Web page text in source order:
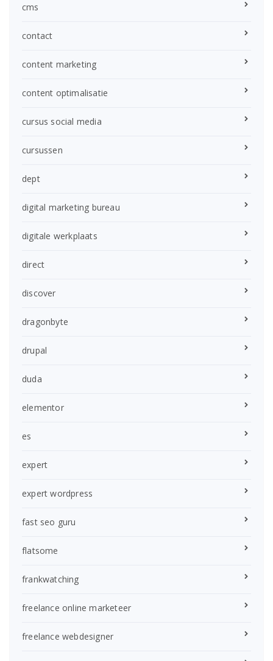
cms
contact
content marketing
content optimalisatie
cursus social media
cursussen
dept
digital marketing bureau
digitale werkplaats
direct
discover
dragonbyte
drupal
duda
elementor
es
expert
expert wordpress
fast seo guru
flatsome
frankwatching
freelance online marketeer
freelance webdesigner